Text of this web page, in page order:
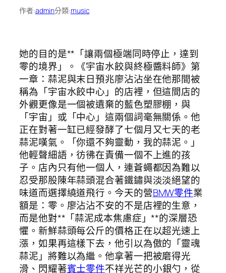
作者:admin分類:music
她的目的是**「讓兩個極端同時停止，達到
零的境界」。《宇宙水餃與終極醬料師》第
一章：蒜泥與末日預兆廖沾沾坐在他那間被
稱為「宇宙水餃中心」的店裡，但這間店的
外觀更像是一個被遺棄的藍色塑膠棚，與
「宇宙」或「中心」這兩個詞毫無關係。他
正在對著一缸已經發酵了七個月又七天的老
蒜泥嘆氣。「你還不夠靈動，我的蒜泥。」
他輕聲細語，彷彿在責備一個不上進的孩
子。店內只有他一個人，連蒼蠅都因為難以
忍受那股陳年蒜頭混合著鐵鏽與淡淡絕望的
味道而選擇繞道飛行。今天的營BMW零件業
額是：零。廖沾沾不安的不是店裡的生意，
而是他對**「蒜泥成本焦慮症」**的深層恐
懼。新鮮蒜頭每公斤的價格正在以超光速上
漲，如果再這樣下去，他引以為傲的「靈魂
蒜泥」將難以為繼。他拿著一把被磨得光
滑、閃耀著賓士零件不祥光芒的小銀勺，從